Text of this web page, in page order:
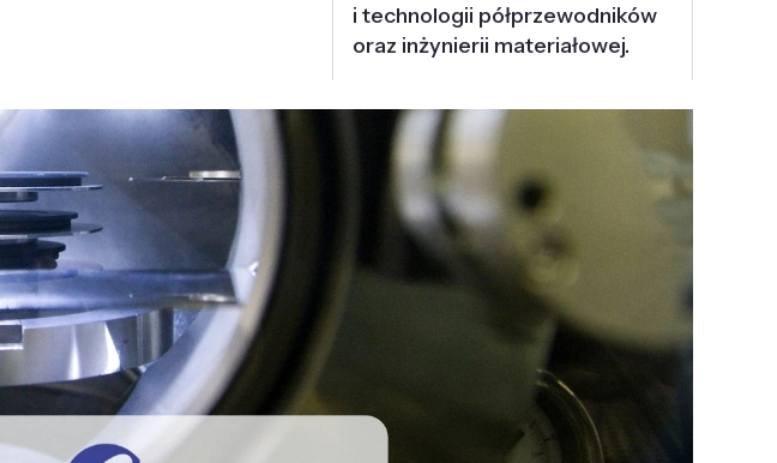
i technologii półprzewodników
oraz inżynierii materiałowej.